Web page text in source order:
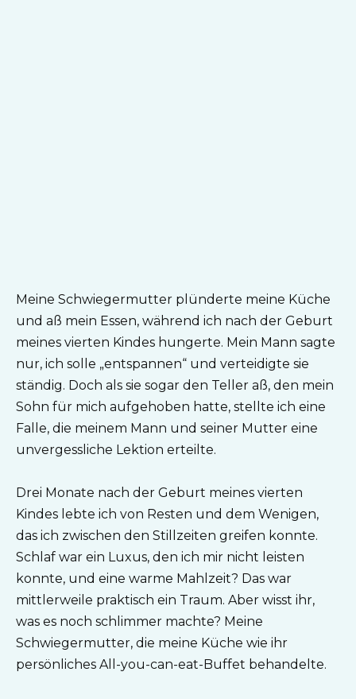
Meine Schwiegermutter plünderte meine Küche
und aß mein Essen, während ich nach der Geburt
meines vierten Kindes hungerte. Mein Mann sagte
nur, ich solle „entspannen“ und verteidigte sie
ständig. Doch als sie sogar den Teller aß, den mein
Sohn für mich aufgehoben hatte, stellte ich eine
Falle, die meinem Mann und seiner Mutter eine
unvergessliche Lektion erteilte.
Drei Monate nach der Geburt meines vierten
Kindes lebte ich von Resten und dem Wenigen,
das ich zwischen den Stillzeiten greifen konnte.
Schlaf war ein Luxus, den ich mir nicht leisten
konnte, und eine warme Mahlzeit? Das war
mittlerweile praktisch ein Traum. Aber wisst ihr,
was es noch schlimmer machte? Meine
Schwiegermutter, die meine Küche wie ihr
persönliches All-you-can-eat-Buffet behandelte.